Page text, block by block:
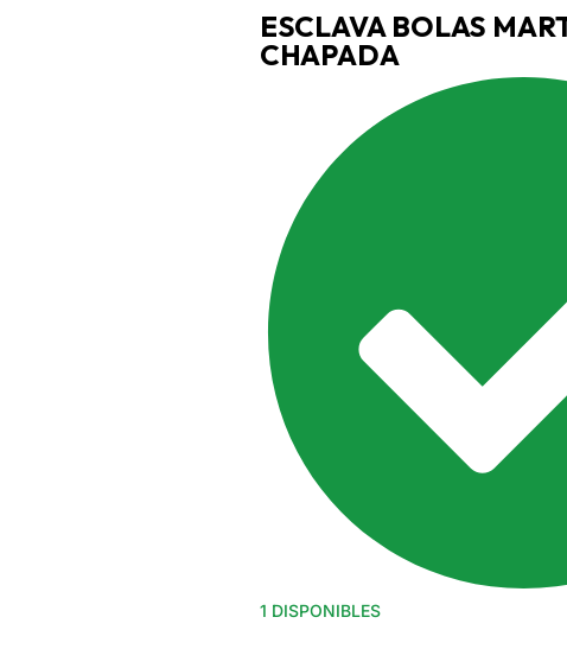
ESCLAVA BOLAS
CHAPADA
1 DISPONIBLES